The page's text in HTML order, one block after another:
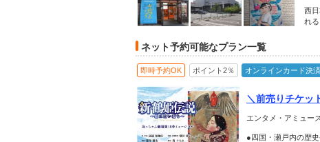
西
れ
ネット予約可能なプラン一覧
即時予約OK ポイント2％ オンラインカード決
＼前売りチケッ
エンタメ・アミュー
●四国・瀬戸内の歴